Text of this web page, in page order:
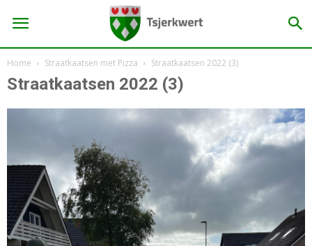
Home Straatkaatsen met Pizza Straatkaatsen 2022 (3)
Straatkaatsen 2022 (3)